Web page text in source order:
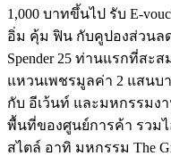
1,000 บาทขึ้นไป รับ E-
อิ่ม คุ้ม ฟิน กับคูปองส่วนลด
Spender 25 ท่านแรกที่สะ
แหวนเพชรมูลค่า 2 แสนบา
กับ อีเว้นท์ และมหกรรมง
พื้นที่ของศูนย์การค้า รวมไ
สไตล์ อาทิ มหกรรม The